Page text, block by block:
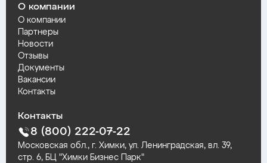
О компании
О компании
Партнеры
Новости
Отзывы
Документы
Вакансии
Контакты
Контакты
8 (800) 222-07-22
Московская обл., г. Химки, ул. Ленинградская, вл. 39,
стр. 6, БЦ "Химки Бизнес Парк"